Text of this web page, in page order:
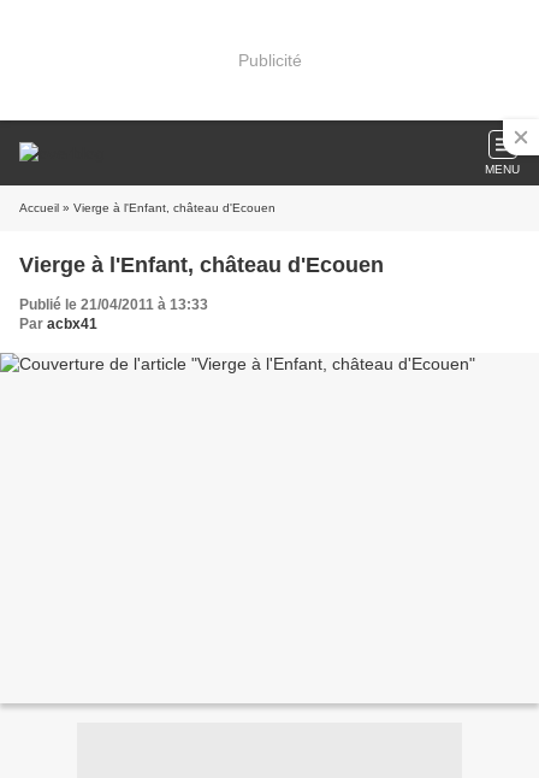
Publicité
MENU
Accueil » Vierge à l'Enfant, château d'Ecouen
Vierge à l'Enfant, château d'Ecouen
Publié le 21/04/2011 à 13:33
Par acbx41